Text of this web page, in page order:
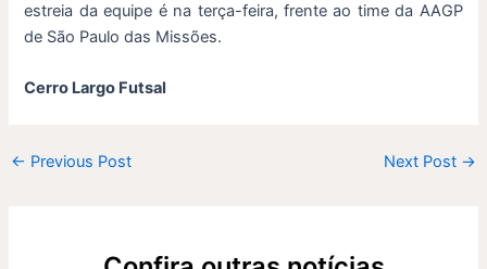
estreia da equipe é na terça-feira, frente ao time da AAGP
de São Paulo das Missões.
Cerro Largo Futsal
← Previous Post Next Post →